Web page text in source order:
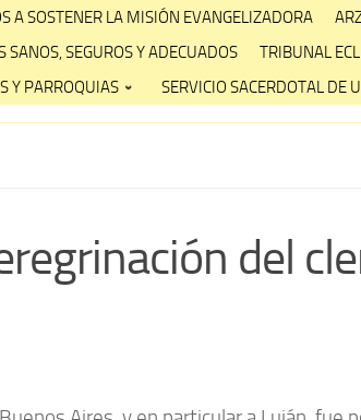
A SOSTENER LA MISIÓN EVANGELIZADORA
SANOS, SEGUROS Y ADECUADOS TRIBUNAL
Y PARROQUIAS SERVICIO SACERDOTAL DE
del